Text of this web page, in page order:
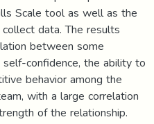
Scale tool as well as the
data. The results
between some
confidence, the ability to
behavior among the
with a large correlation
of the relationship.